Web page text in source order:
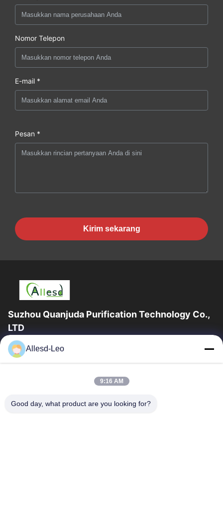
Nomor Telepon
E-mail *
Pesan *
Kirim sekarang
Suzhou Quanjuda Purification Technology Co.,
LTD
Pengalaman 16 tahun, Sebagai produsen dan pengekspor
produk ESD & Cleanroom terkemuka, kami menawarkan jajaran
Rumah
Produk
Allesd-Leo
9:16 AM
Good day, what product are you looking for?